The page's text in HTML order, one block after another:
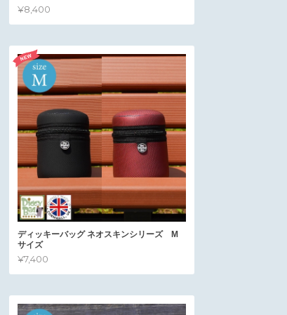
¥8,400
ディッキーバッグ ネオスキンシリーズ M
サイズ
¥7,400